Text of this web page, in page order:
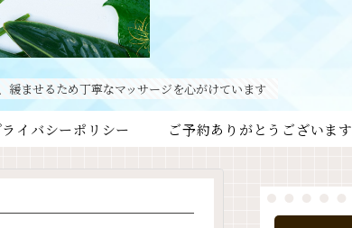
ませるため丁寧なマッサージを心がけています
ライバシーポリシー ご予約ありがとうございます